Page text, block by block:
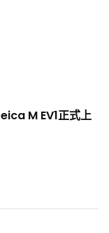
M EV1正式上